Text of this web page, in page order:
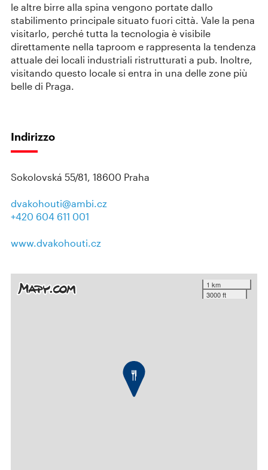
le altre birre alla spina vengono portate dallo
stabilimento principale situato fuori città. Vale la pena
visitarlo, perché tutta la tecnologia è visibile
direttamente nella taproom e rappresenta la tendenza
attuale dei locali industriali ristrutturati a pub. Inoltre,
visitando questo locale si entra in una delle zone più
belle di Praga.
Indirizzo
Sokolovská 55/81, 18600 Praha
dvakohouti@ambi.cz
+420 604 611 001
www.dvakohouti.cz
1 km
3000 ft